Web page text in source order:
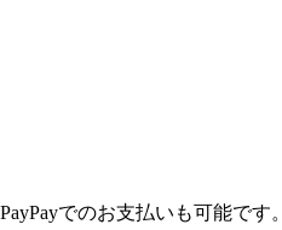
でのお支払いも可能です。